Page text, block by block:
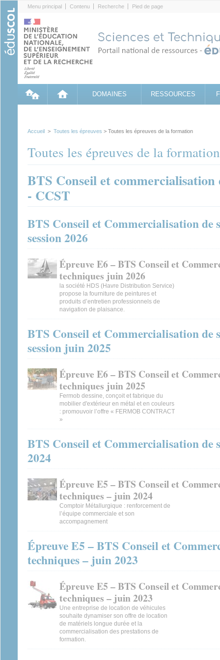
Menu principal Contenu Recherche Pied de page
DOMAINES RESSOURCES
Accueil > Toutes les épreuves > Toutes les épreuves de la formation
Toutes les épreuves de la formation
BTS Conseil et
- CCST
BTS Conseil et Commercialisation de
session 2026
Épreuve E6 – BTS Conseil et
techniques juin 2026
la société HDS (Havre Distribution Service)
propose la fourniture de peintures et
produits d’entretien professionnels de
navigation de plaisance.
BTS Conseil et Commercialisation de
session juin 2025
Épreuve E6 – BTS Conseil et
techniques juin 2025
Fermob dessine, conçoit et fabrique du
mobilier d'extérieur en métal et en couleurs
: promouvoir l’offre « FERMOB CONTRACT
»
BTS Conseil et Commercialisation de
2024
Épreuve E5 – BTS Conseil et
techniques – juin 2024
Comptoir Métallurgique : renforcement de
l’équipe commerciale et son
accompagnement
Épreuve E5 – BTS Conseil et
techniques – juin 2023
Épreuve E5 – BTS Conseil et
techniques – juin 2023
Une entreprise de location de véhicules
souhaite dynamiser son offre de location
de matériels longue durée et la
commercialisation des prestations de
formation.